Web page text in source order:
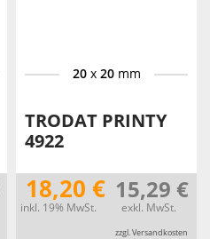
20x 20mm
TRODAT PRINTY
4922
18,20 €
inkl. 19% MwSt.
15,29 €
exkl. MwSt.
zzgl. Versandkosten